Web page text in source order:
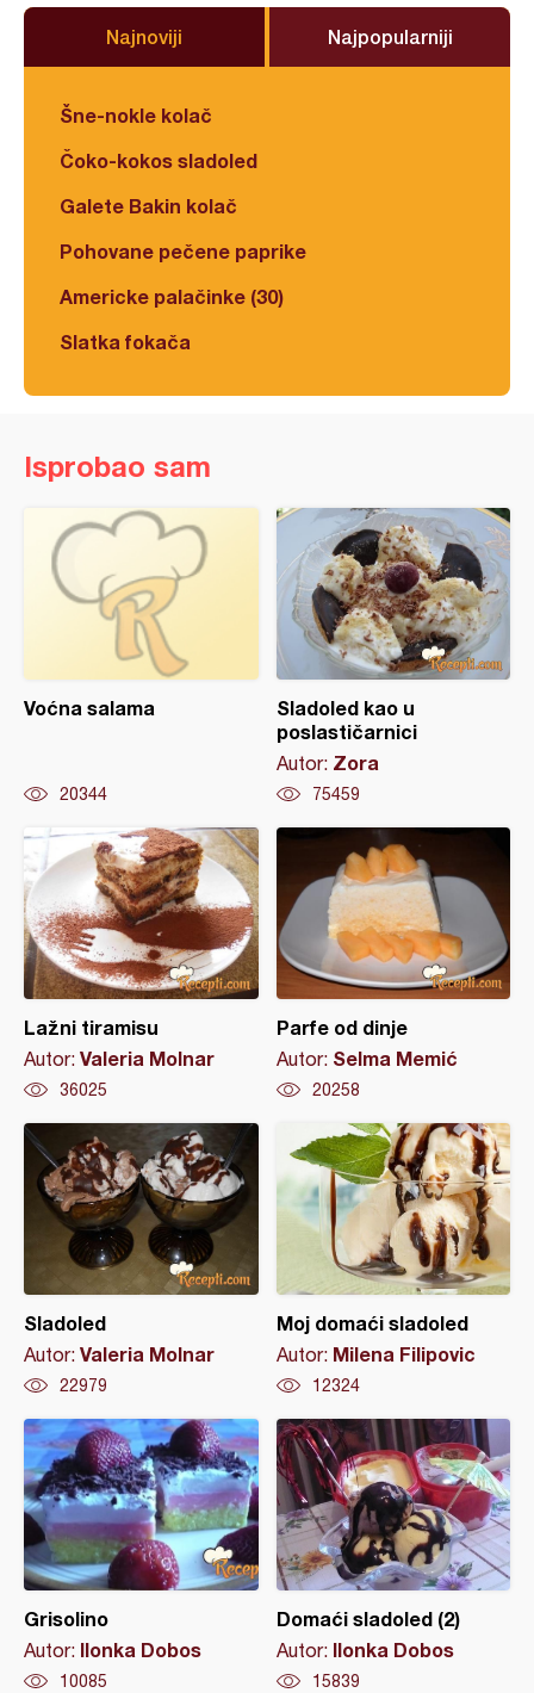
Najnoviji Najpopularniji
Šne-nokle kolač
Čoko-kokos sladoled
Galete Bakin kolač
Pohovane pečene paprike
Americke palačinke (30)
Slatka fokača
Isprobao sam
Voćna salama
20344
Sladoled kao u
poslastičarnici
Autor: Zora
75459
Lažni tiramisu
Autor: Valeria Molnar
36025
Parfe od dinje
Autor: Selma Memić
20258
Sladoled
Autor: Valeria Molnar
22979
Moj domaći sladoled
Autor: Milena Filipovic
12324
Grisolino
Autor: Ilonka Dobos
10085
Domaći sladoled (2)
Autor: Ilonka Dobos
15839